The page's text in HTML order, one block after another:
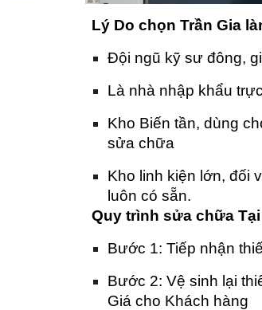
Lý Do chọn Trần Gia
Đội ngũ kỹ sư đông,
Là nhà nhập khẩu
Kho Biến tần, dùng
sửa chữa
Kho linh kiện lớn, đối
luôn có sẵn.
Quy trình sửa chữa Tại
Bước 1: Tiếp nhận
Bước 2: Vệ sinh lại
Giá cho Khách hàng